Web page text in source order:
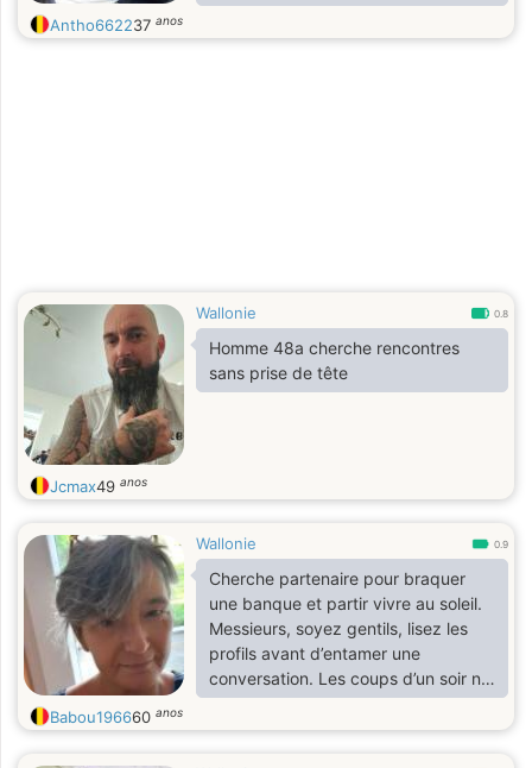
manière de partager, de créer et de
faire plaisir aux autres. Que ce soit
Antho662237 anos
Wallonie 0.8
Homme 48a cherche rencontres
sans prise de tête
Jcmax49 anos
Wallonie 0.9
Cherche partenaire pour braquer
une banque et partir vivre au soleil.
Messieurs, soyez gentils, lisez les
profils avant d’entamer une
conversation. Les coups d’un soir ne
m’intéressent absolument pas.
Babou196660 anos